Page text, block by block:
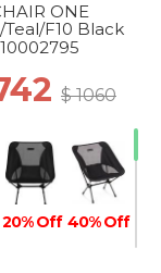
ONE
F10 Black
10002795
$ 1060
20% Off 40% Off